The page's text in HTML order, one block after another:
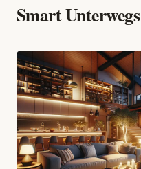
Smart Unterwegs